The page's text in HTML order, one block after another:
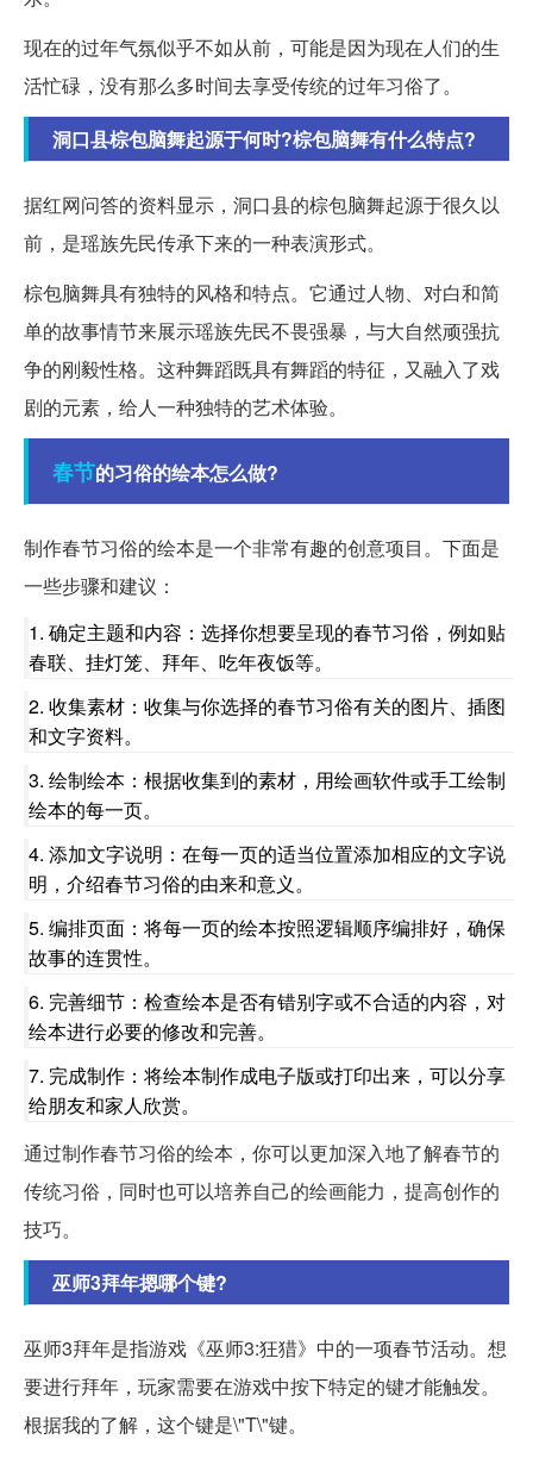
现在的过年气氛似乎不如从前，可能是因为现在人们的生
活忙碌，没有那么多时间去享受传统的过年习俗了。
洞口县棕包脑舞起源于何时?棕包脑舞有什么特点?
据红网问答的资料显示，洞口县的棕包脑舞起源于很久以
前，是瑶族先民传承下来的一种表演形式。
棕包脑舞具有独特的风格和特点。它通过人物、对白和简
单的故事情节来展示瑶族先民不畏强暴，与大自然顽强抗
争的刚毅性格。这种舞蹈既具有舞蹈的特征，又融入了戏
剧的元素，给人一种独特的艺术体验。
春节的习俗的绘本怎么做?
制作春节习俗的绘本是一个非常有趣的创意项目。下面是
一些步骤和建议：
1. 确定主题和内容：选择你想要呈现的春节习俗，例如贴
春联、挂灯笼、拜年、吃年夜饭等。
2. 收集素材：收集与你选择的春节习俗有关的图片、插图
和文字资料。
3. 绘制绘本：根据收集到的素材，用绘画软件或手工绘制
绘本的每一页。
4. 添加文字说明：在每一页的适当位置添加相应的文字说
明，介绍春节习俗的由来和意义。
5. 编排页面：将每一页的绘本按照逻辑顺序编排好，确保
故事的连贯性。
6. 完善细节：检查绘本是否有错别字或不合适的内容，对
绘本进行必要的修改和完善。
7. 完成制作：将绘本制作成电子版或打印出来，可以分享
给朋友和家人欣赏。
通过制作春节习俗的绘本，你可以更加深入地了解春节的
传统习俗，同时也可以培养自己的绘画能力，提高创作的
技巧。
巫师3拜年摁哪个键?
巫师3拜年是指游戏《巫师3:狂猎》中的一项春节活动。想
要进行拜年，玩家需要在游戏中按下特定的键才能触发。
根据我的了解，这个键是\"T\"键。